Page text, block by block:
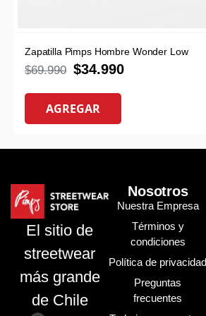
Zapatilla Pimps Hombre Wonder Low
$69.990 $34.990
AGREGAR
El sitio de
streetwear
más grande
de Chile
Nosotros
Nuestra Empresa
Términos y
condiciones
Política de privacidad
Preguntas
frecuentes